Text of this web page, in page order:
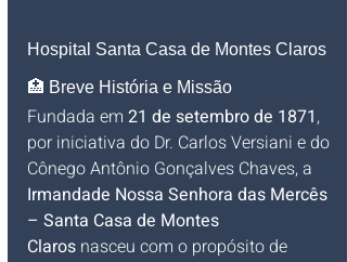
Hospital Santa Casa de Montes Claros
🏥 Breve História e Missão
Fundada em 21 de setembro de 1871,
por iniciativa do Dr. Carlos Versiani e do
Cônego Antônio Gonçalves Chaves, a
Irmandade Nossa Senhora das Mercês
– Santa Casa de Montes
Claros nasceu com o propósito de